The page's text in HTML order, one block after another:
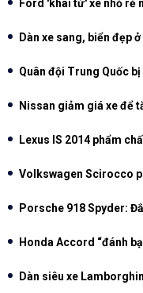
Ford 'khai tử' xe nhỏ rẻ
Dàn xe sang, biển đẹp
Quân đội Trung Quốc
Nissan giảm giá xe để
Lexus IS 2014 phẩm
Volkswagen Scirocco
Porsche 918 Spyder:
Honda Accord “đánh
Dàn siêu xe